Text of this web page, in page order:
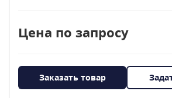
Цена по запросу
Заказать товар